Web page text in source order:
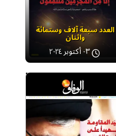
العدد سبعة آلاف وستمائة
واثنان
٠٣ أكتوبر ٢٠٢٤